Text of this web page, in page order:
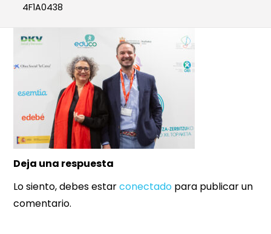
4F1A0438
Deja una respuesta
Lo siento, debes estarconectado para publicar un
comentario.